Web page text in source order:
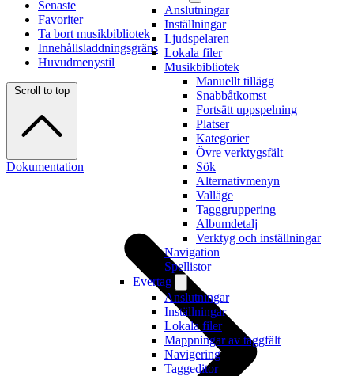
Anslutningar
Inställningar
Ljudspelaren
Lokala filer
Musikbibliotek
Manuellt tillägg
Snabbåtkomst
Fortsätt uppspelning
Platser
Kategorier
Övre verktygsfält
Sök
Alternativmenyn
Valläge
Tagggruppering
Albumdetalj
Verktyg och inställningar
Navigation
Spellistor
Evertag
Anslutningar
Inställningar
Lokala filer
Mappningar av taggfält
Navigering
Taggeditor
Senaste
Favoriter
Ta bort musikbibliotek
Innehållsladdningsgräns
Huvudmenystil
Scroll to top
Dokumentation